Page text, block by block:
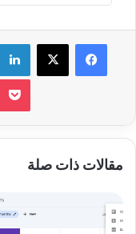
فيسبوك
مقالات ذات صلة